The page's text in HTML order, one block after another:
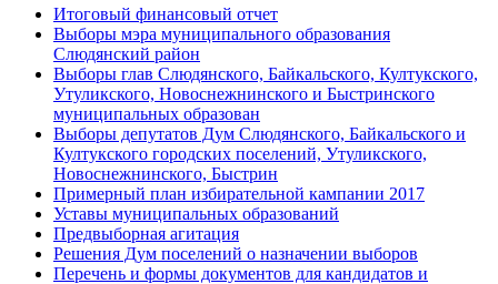
Итоговый финансовый отчет
Выборы мэра муниципального образования
Слюдянский район
Выборы глав Слюдянского, Байкальского, Култукского,
Утуликского, Новоснежнинского и Быстринского
муниципальных образован
Выборы депутатов Дум Слюдянского, Байкальского и
Култукского городских поселений, Утуликского,
Новоснежнинского, Быстрин
Примерный план избирательной кампании 2017
Уставы муниципальных образований
Предвыборная агитация
Решения Дум поселений о назначении выборов
Перечень и формы документов для кандидатов и